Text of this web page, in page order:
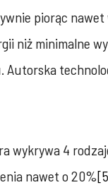
piorąc
niż minimalne
wykrywa 4
nawet o 20%